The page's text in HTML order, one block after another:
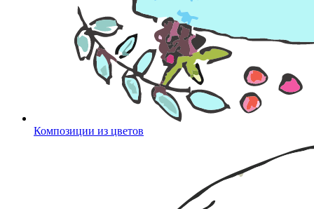
Композиции из цветов